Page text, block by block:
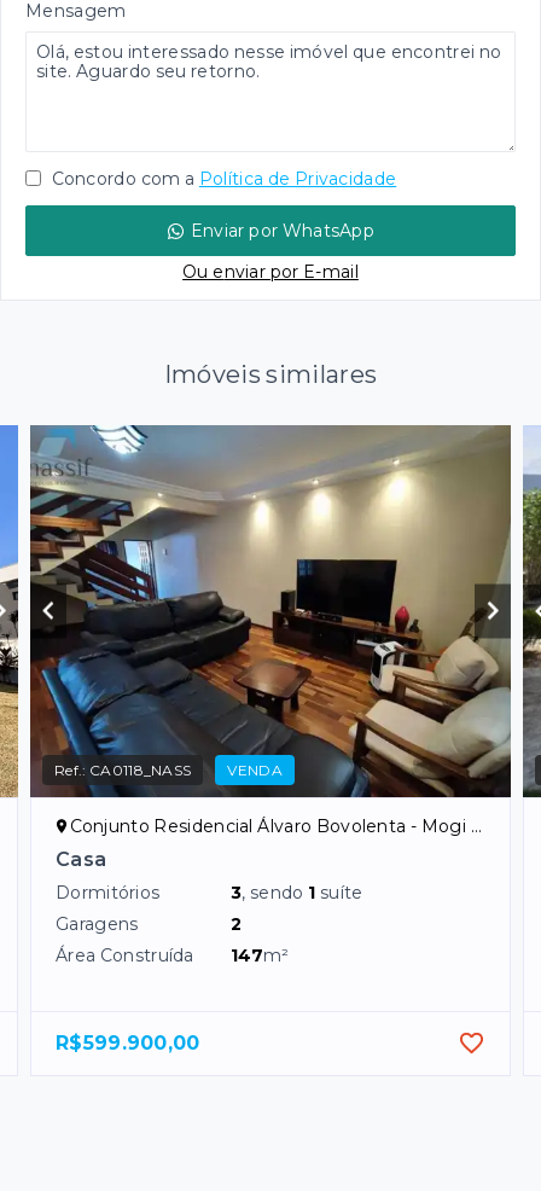
Mensagem
Concordo com a Política de Privacidade
Enviar por WhatsApp
Ou enviar por E-mail
Imóveis similares
Ref.: CA0118_NASS VENDA
Conjunto Residencial Álvaro Bovolenta - Mogi das Cruzes/SP
Casa
Dormitórios 3, sendo 1 suíte
Garagens
2
Área Construída
147m²
R$599.900,00